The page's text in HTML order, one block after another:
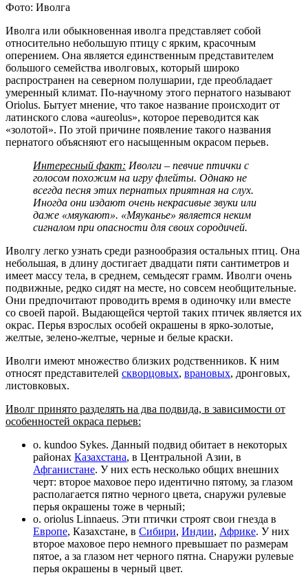
Фото: Иволга
Иволга или обыкновенная иволга представляет собой
относительно небольшую птицу с ярким, красочным
оперением. Она является единственным представителем
большого семейства иволговых, который широко
распространен на северном полушарии, где преобладает
умеренный климат. По-научному этого пернатого называют
Oriolus. Бытует мнение, что такое название происходит от
латинского слова «aureolus», которое переводится как
«золотой». По этой причине появление такого названия
пернатого объясняют его насыщенным окрасом перьев.
Интересный факт: Иволги – певчие птички с
голосом похожим на игру флейты. Однако не
всегда песня этих пернатых приятная на слух.
Иногда они издают очень некрасивые звуки или
даже «мяукают». «Мяуканье» является неким
сигналом при опасности для своих сородичей.
Иволгу легко узнать среди разнообразия остальных птиц. Она
небольшая, в длину достигает двадцати пяти сантиметров и
имеет массу тела, в среднем, семьдесят грамм. Иволги очень
подвижные, редко сидят на месте, но совсем необщительные.
Они предпочитают проводить время в одиночку или вместе
со своей парой. Выдающейся чертой таких птичек является их
окрас. Перья взрослых особей окрашены в ярко-золотые,
желтые, зелено-желтые, черные и белые краски.
Иволги имеют множество близких родственников. К ним
относят представителей скворцовых, врановых, дронговых,
листовковых.
Иволг принято разделять на два подвида, в зависимости от
особенностей окраса перьев:
o. kundoo Sykes. Данный подвид обитает в некоторых
районах Казахстана, в Центральной Азии, в
Афганистане. У них есть несколько общих внешних
черт: второе маховое перо идентично пятому, за глазом
располагается пятно черного цвета, снаружи рулевые
перья окрашены тоже в черный;
o. oriolus Linnaeus. Эти птички строят свои гнезда в
Европе, Казахстане, в Сибири, Индии, Африке. У них
второе маховое перо немного превышает по размерам
пятое, а за глазом нет черного пятна. Снаружи рулевые
перья окрашены в черный цвет.